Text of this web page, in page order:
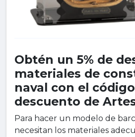
Obtén un 5% de
materiales de
naval con el
descuento de
Para hacer un modelo de
necesitan los materiales